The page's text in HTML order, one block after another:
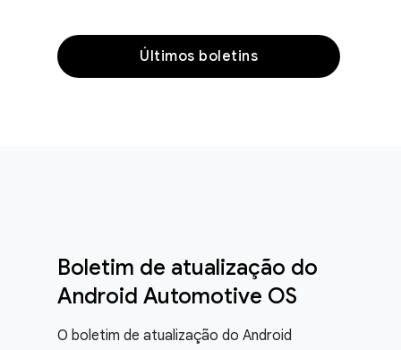
Últimos boletins
Boletim de atualização do
Android Automotive OS
O boletim de atualização do Android